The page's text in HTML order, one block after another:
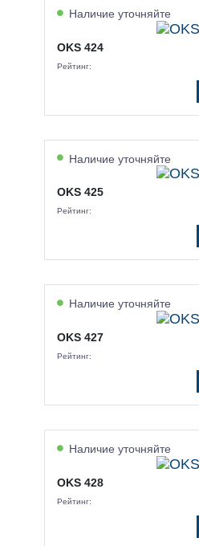
Наличие уточняйте
OKS 424
Рейтинг:
Наличие уточняйте
OKS 425
Рейтинг:
Наличие уточняйте
OKS 427
Рейтинг:
Наличие уточняйте
OKS 428
Рейтинг: